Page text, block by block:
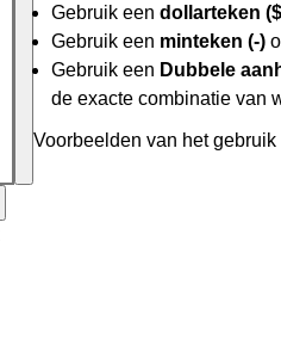
Gebruik een dollarteken
Gebruik een minteken (-)
Gebruik een Dubbele
de exacte combinatie van
Voorbeelden van het